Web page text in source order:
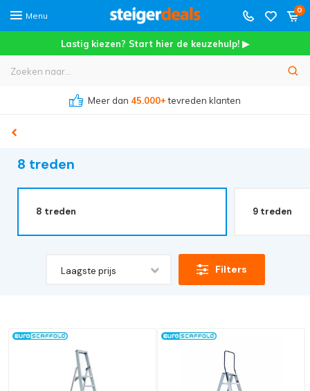
Menu
0
Lastig kiezen? Start hier de keuzehulp! ▶
Meer dan 45.000+tevreden klanten
8 treden
8 treden 9 treden
Laagste prijs Filters